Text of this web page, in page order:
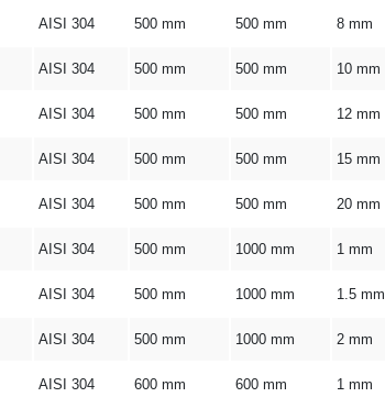
AISI 304 500 mm 500 mm 8 mm
AISI 304 500 mm 500 mm 10 mm
AISI 304 500 mm 500 mm 12 mm
AISI 304 500 mm 500 mm 15 mm
AISI 304 500 mm 500 mm 20 mm
AISI 304 500 mm 1000 mm 1 mm
AISI 304 500 mm 1000 mm 1.5 mm
AISI 304 500 mm 1000 mm 2 mm
AISI 304 600 mm 600 mm 1 mm